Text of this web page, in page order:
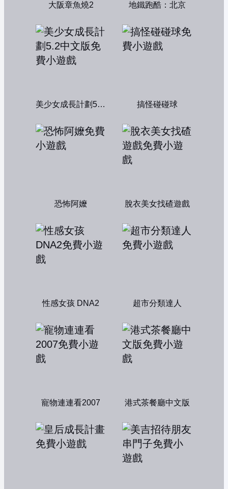
大阪章魚燒2 地鐵跑酷：北京
美少女成長計劃5.2中文版 搞怪碰碰球
恐怖阿嬤 脫衣美女找碴遊戲
性感女孩 DNA2 超市分類達人
寵物連連看2007 港式茶餐廳中文版